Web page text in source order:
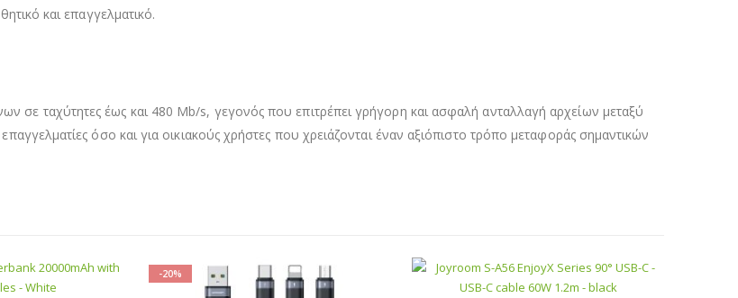
και επαγγελματικό.
σε ταχύτητες έως και 480 Mb/s, γεγονός που επιτρέπει γρήγορη και ασφαλή ανταλλαγή αρχείων μεταξύ
όσο και για οικιακούς χρήστες που χρειάζονται έναν αξιόπιστο τρόπο μεταφοράς σημαντικών
-20%